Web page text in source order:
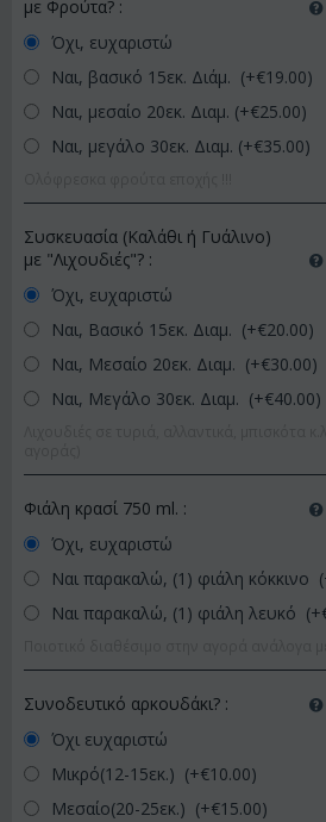
με Φρούτα? :
Όχι, ευχαριστώ
Ναι, βασικό 15εκ. Διάμ. (+€19.00)
Ναι, μεσαίο 20εκ. Διαμ. (+€25.00)
Ναι, μεγάλο 30εκ. Διαμ. (+€35.00)
Συσκευασία (Καλάθι ή Γυάλινο)
με "Λιχουδιές"? :
Όχι, ευχαριστώ
Ναι, Βασικό 15εκ. Διαμ. (+€20.00)
Ναι, Μεσαίο 20εκ. Διαμ. (+€30.00)
Ναι, Μεγάλο 30εκ. Διαμ. (+€40.00)
Φιάλη κρασί 750 ml. :
Όχι, ευχαριστώ
Ναι παρακαλώ, (1) φιάλη κόκκινο
Ναι παρακαλώ, (1) φιάλη λευκό
Συνοδευτικό αρκουδάκι? :
Όχι ευχαριστώ
Μικρό(12-15εκ.) (+€10.00)
Μεσαίο(20-25εκ.) (+€15.00)